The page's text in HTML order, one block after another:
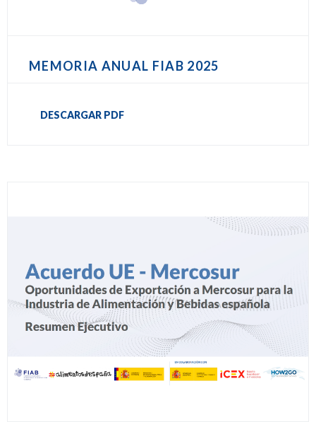
MEMORIA ANUAL FIAB 2025
DESCARGAR PDF